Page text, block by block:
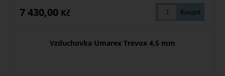
7 430,00 Kč
Vzduchovka Umarex Trevox 4,5 mm